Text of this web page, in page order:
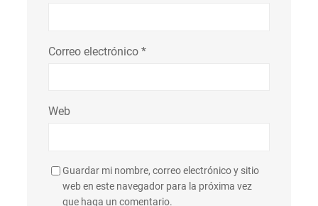
Correo electrónico *
Web
Guardar mi nombre, correo electrónico y sitio
web en este navegador para la próxima vez
que haga un comentario.